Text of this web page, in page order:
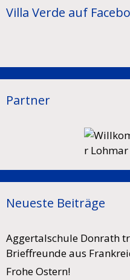
Villa Verde auf
Partner
Neueste Beiträge
Aggertalschule Donrath
Brieffreunde aus
Frohe Ostern!